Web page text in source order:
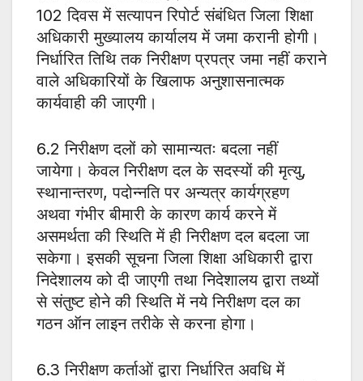
102 दिवस में सत्यापन रिपोर्ट संबंधित जिला शिक्षा
अधिकारी मुख्यालय कार्यालय में जमा करानी होगी।
निर्धारित तिथि तक निरीक्षण प्रपत्र जमा नहीं कराने
वाले अधिकारियों के खिलाफ अनुशासनात्मक
कार्यवाही की जाएगी।
6.2 निरीक्षण दलों को सामान्यतः बदला नहीं
जायेगा। केवल निरीक्षण दल के सदस्यों की मृत्यु,
स्थानान्तरण, पदोन्नति पर अन्यत्र कार्यग्रहण
अथवा गंभीर बीमारी के कारण कार्य करने में
असमर्थता की स्थिति में ही निरीक्षण दल बदला जा
सकेगा। इसकी सूचना जिला शिक्षा अधिकारी द्वारा
निदेशालय को दी जाएगी तथा निदेशालय द्वारा तथ्यों
से संतुष्ट होने की स्थिति में नये निरीक्षण दल का
गठन ऑन लाइन तरीके से करना होगा।
6.3 निरीक्षण कर्ताओं द्वारा निर्धारित अवधि में